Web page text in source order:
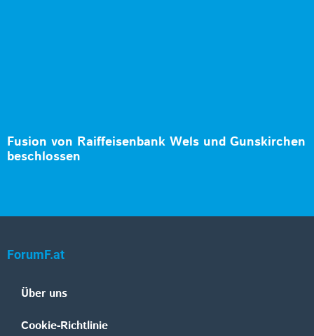
Fusion von Raiffeisenbank Wels und Gunskirchen
beschlossen
ForumF.at
Über uns
Cookie-Richtlinie